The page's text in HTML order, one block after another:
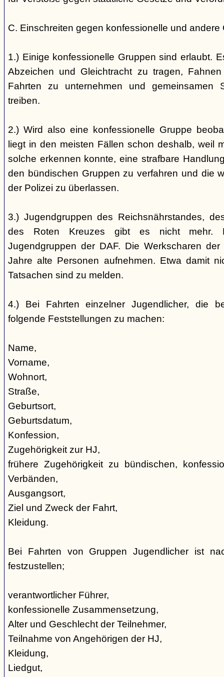
C. Einschreiten gegen konfessionelle und andere
1.) Einige konfessionelle Gruppen sind erlaubt.
Abzeichen und Gleichtracht zu tragen,
Fahrten zu unternehmen und gemeinsamen
treiben.
2.) Wird also eine konfessionelle Gruppe
liegt in den meisten Fällen schon deshalb, weil
solche erkennen konnte, eine strafbare
den bündischen Gruppen zu verfahren und die
der Polizei zu überlassen.
3.) Jugendgruppen des Reichsnährstandes,
des Roten Kreuzes gibt es nicht mehr.
Jugendgruppen der DAF. Die Werkscharen
Jahre alte Personen aufnehmen. Etwa damit
Tatsachen sind zu melden.
4.) Bei Fahrten einzelner Jugendlicher, die
folgende Feststellungen zu machen:
Name,
Vorname,
Wohnort,
Straße,
Geburtsort,
Geburtsdatum,
Konfession,
Zugehörigkeit zur HJ,
frühere Zugehörigkeit zu bündischen,
Verbänden,
Ausgangsort,
Ziel und Zweck der Fahrt,
Kleidung.
Bei Fahrten von Gruppen Jugendlicher ist
festzustellen;
verantwortlicher Führer,
konfessionelle Zusammensetzung,
Alter und Geschlecht der Teilnehmer,
Teilnahme von Angehörigen der HJ,
Kleidung,
Liedgut,